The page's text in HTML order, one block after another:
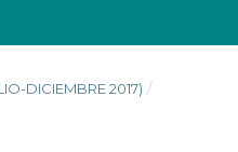
DICIEMBRE 2017) /